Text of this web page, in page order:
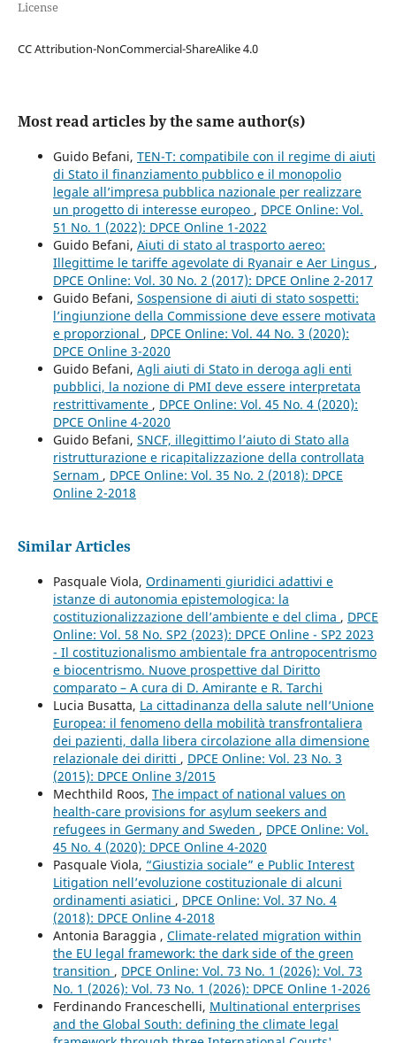
License
CC Attribution-NonCommercial-ShareAlike 4.0
Most read articles by the same author(s)
Guido Befani, TEN-T: compatibile con il regime di aiuti
di Stato il finanziamento pubblico e il monopolio
legale all’impresa pubblica nazionale per realizzare
un progetto di interesse europeo , DPCE Online: Vol.
51 No. 1 (2022): DPCE Online 1-2022
Guido Befani, Aiuti di stato al trasporto aereo:
Illegittime le tariffe agevolate di Ryanair e Aer Lingus ,
DPCE Online: Vol. 30 No. 2 (2017): DPCE Online 2-2017
Guido Befani, Sospensione di aiuti di stato sospetti:
l’ingiunzione della Commissione deve essere motivata
e proporzional , DPCE Online: Vol. 44 No. 3 (2020):
DPCE Online 3-2020
Guido Befani, Agli aiuti di Stato in deroga agli enti
pubblici, la nozione di PMI deve essere interpretata
restrittivamente , DPCE Online: Vol. 45 No. 4 (2020):
DPCE Online 4-2020
Guido Befani, SNCF, illegittimo l’aiuto di Stato alla
ristrutturazione e ricapitalizzazione della controllata
Sernam , DPCE Online: Vol. 35 No. 2 (2018): DPCE
Online 2-2018
Similar Articles
Pasquale Viola, Ordinamenti giuridici adattivi e
istanze di autonomia epistemologica: la
costituzionalizzazione dell’ambiente e del clima , DPCE
Online: Vol. 58 No. SP2 (2023): DPCE Online - SP2 2023
- Il costituzionalismo ambientale fra antropocentrismo
e biocentrismo. Nuove prospettive dal Diritto
comparato – A cura di D. Amirante e R. Tarchi
Lucia Busatta, La cittadinanza della salute nell’Unione
Europea: il fenomeno della mobilità transfrontaliera
dei pazienti, dalla libera circolazione alla dimensione
relazionale dei diritti , DPCE Online: Vol. 23 No. 3
(2015): DPCE Online 3/2015
Mechthild Roos, The impact of national values on
health-care provisions for asylum seekers and
refugees in Germany and Sweden , DPCE Online: Vol.
45 No. 4 (2020): DPCE Online 4-2020
Pasquale Viola, “Giustizia sociale” e Public Interest
Litigation nell’evoluzione costituzionale di alcuni
ordinamenti asiatici , DPCE Online: Vol. 37 No. 4
(2018): DPCE Online 4-2018
Antonia Baraggia , Climate-related migration within
the EU legal framework: the dark side of the green
transition , DPCE Online: Vol. 73 No. 1 (2026): Vol. 73
No. 1 (2026): Vol. 73 No. 1 (2026): DPCE Online 1-2026
Ferdinando Franceschelli, Multinational enterprises
and the Global South: defining the climate legal